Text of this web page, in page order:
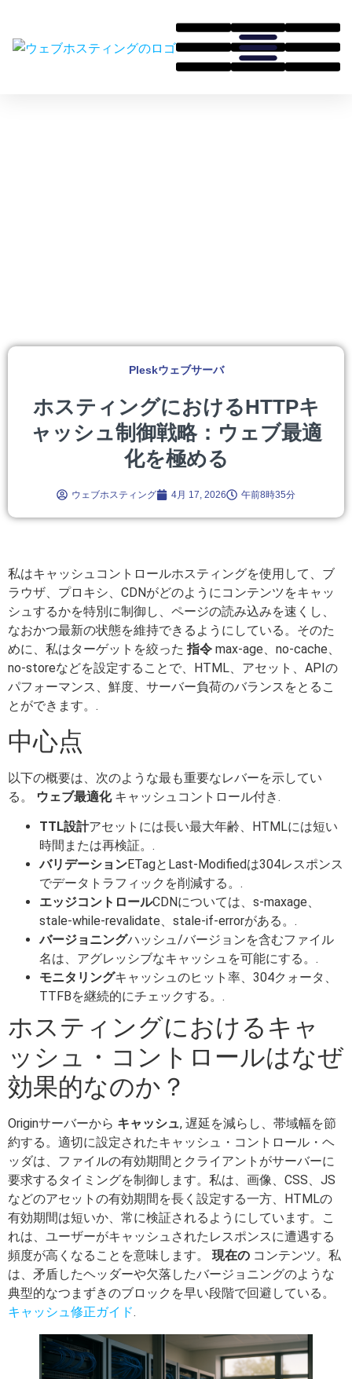
Pleskウェブサーバ
ホスティングにおけるHTTPキ
ャッシュ制御戦略：ウェブ最適
化を極める
ウェブホスティング 4月 17, 2026 午前8時35分
私はキャッシュコントロールホスティングを使用して、ブ
ラウザ、プロキシ、CDNがどのようにコンテンツをキャッ
シュするかを特別に制御し、ページの読み込みを速くし、
なおかつ最新の状態を維持できるようにしている。そのた
めに、私はターゲットを絞った 指令 max-age、no-cache、
no-storeなどを設定することで、HTML、アセット、APIの
パフォーマンス、鮮度、サーバー負荷のバランスをとるこ
とができます。.
中心点
以下の概要は、次のような最も重要なレバーを示してい
る。
ウェブ最適化キャッシュコントロール付き.
TTL設計アセットには長い最大年齢、HTMLには短い
時間または再検証。.
バリデーションETagとLast-Modifiedは304レスポンス
でデータトラフィックを削減する。.
エッジコントロールCDNについては、s-maxage、
stale-while-revalidate、stale-if-errorがある。.
バージョニングハッシュ/バージョンを含むファイル
名は、アグレッシブなキャッシュを可能にする。.
モニタリングキャッシュのヒット率、304クォータ、
TTFBを継続的にチェックする。.
ホスティングにおけるキャ
ッシュ・コントロールはなぜ
効果的なのか？
Originサーバーから キャッシュ, 遅延を減らし、帯域幅を節
約する。適切に設定されたキャッシュ・コントロール・ヘ
ッダは、ファイルの有効期間とクライアントがサーバーに
要求するタイミングを制御します。私は、画像、CSS、JS
などのアセットの有効期間を長く設定する一方、HTMLの
有効期間は短いか、常に検証されるようにしています。こ
れは、ユーザーがキャッシュされたレスポンスに遭遇する
頻度が高くなることを意味します。 現在の コンテンツ。私
は、矛盾したヘッダーや欠落したバージョニングのような
典型的なつまずきのブロックを早い段階で回避している。
キャッシュ修正ガイド.